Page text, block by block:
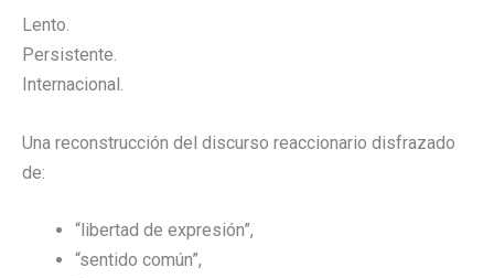
Lento.
Persistente.
Internacional.
Una reconstrucción del discurso reaccionario disfrazado
de:
“libertad de expresión”,
“sentido común”,